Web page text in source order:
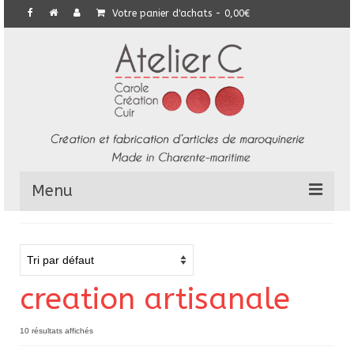
Votre panier d'achats - 0,00€
Menu
Collection
Commandes particulières
E-Boutique
creation artisanale
10 résultats affichés